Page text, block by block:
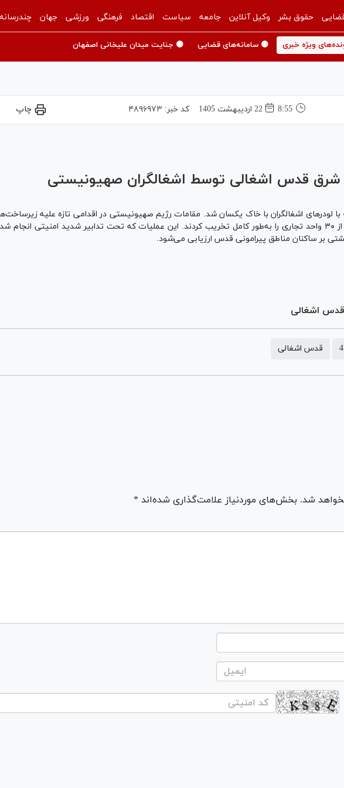
حقوق بشر وکیل آنلاین جامعه سیاست اقتصاد فرهنگی ورزشی جهان
ویژه خبری 🟡 سامانه‌های قضایی 🟡 جنایت میدان علیخانی اصفهان
8:55 22 ارديبهشت 1405 کد خبر: ۴۸۹۶۹۷۳ چاپ
Video
شرق قدس اشغالی توسط اشغالگران صهیونیستی
با لودرهای اشغالگران با خاک یکسان شد. مقامات رژیم صهیونیستی در اقدامی تازه علیه
در شرق قدس اشغالی، بیش از ۳۰ واحد تجاری را به‌طور کامل تخریب کردند. این عملیات که تحت تدابیر شدید
بر ساکنان مناطق پیرامونی قدس ارزیابی می‌شود.
قدس اشغالی
قدس اشغالی
شد. بخش‌های موردنیاز علامت‌گذاری شده‌اند *